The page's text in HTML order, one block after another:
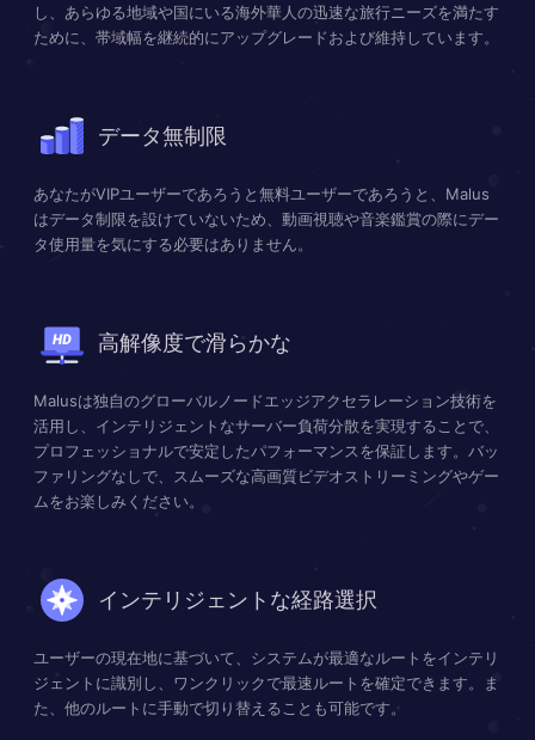
し、あらゆる地域や国にいる海外華人の迅速な旅行ニーズを満たす
ために、帯域幅を継続的にアップグレードおよび維持しています。
データ無制限
あなたがVIPユーザーであろうと無料ユーザーであろうと、Malus
はデータ制限を設けていないため、動画視聴や音楽鑑賞の際にデー
タ使用量を気にする必要はありません。
高解像度で滑らかな
Malusは独自のグローバルノードエッジアクセラレーション技術を
活用し、インテリジェントなサーバー負荷分散を実現することで、
プロフェッショナルで安定したパフォーマンスを保証します。バッ
ファリングなしで、スムーズな高画質ビデオストリーミングやゲー
ムをお楽しみください。
インテリジェントな経路選択
ユーザーの現在地に基づいて、システムが最適なルートをインテリ
ジェントに識別し、ワンクリックで最速ルートを確定できます。ま
た、他のルートに手動で切り替えることも可能です。